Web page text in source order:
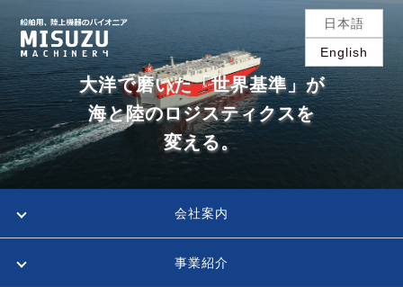
日本語
English
大洋で磨いた「世界基準」が
海と陸のロジスティクスを
変える。
会社案内
事業紹介